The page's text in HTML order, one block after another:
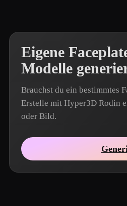
Eigene
Modelle
Brauchst du ein bestimmtes
Erstelle mit Hyper3D Rodin
oder Bild.